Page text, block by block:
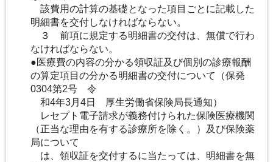
該費用の計算の基礎となった項目ごとに記載した
明細書を交付しなければならない。
３ 前項に規定する明細書の交付は、無償で行わ
なければならない。
●医療費の内容の分かる領収証及び個別の診療報酬
の算定項目の分かる明細書の交付について（保発
0304第2号 令
和4年3月4日 厚生労働省保険局長通知）
レセプト電子請求が義務付けられた保険医療機関
（正当な理由を有する診療所を除く。）及び保険薬
局について
は、領収証を交付するに当たっては、明細書を無